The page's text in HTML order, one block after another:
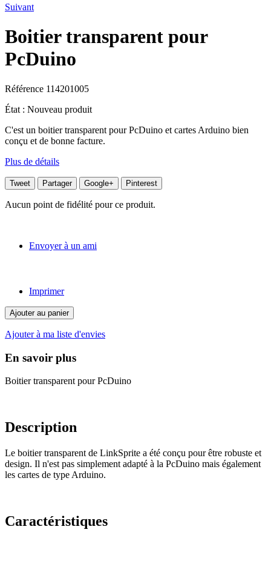
Suivant
Boitier transparent pour
PcDuino
Référence 114201005
État : Nouveau produit
C'est un boitier transparent pour PcDuino et cartes Arduino bien
conçu et de bonne facture.
Plus de détails
Tweet Partager Google+ Pinterest
Aucun point de fidélité pour ce produit.
Envoyer à un ami
Imprimer
Ajouter au panier
Ajouter à ma liste d'envies
En savoir plus
Boitier transparent pour PcDuino
Description
Le boitier transparent de LinkSprite a été conçu pour être robuste et
design. Il n'est pas simplement adapté à la PcDuino mais également
les cartes de type Arduino.
Caractéristiques